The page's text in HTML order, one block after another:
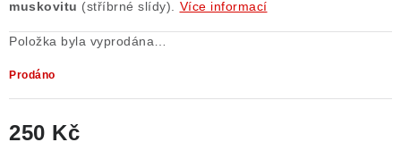
muskovitu (stříbrné slídy). Více informací
Položka byla vyprodána…
Prodáno
250 Kč